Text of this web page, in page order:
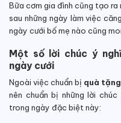
Bữa cơm gia đình cũng tạo ra
sau những ngày làm việc
ngày cưới bố mẹ nào cũng
Một số lời chúc ý
ngày cưới
Ngoài việc chuẩn bị quà
nên chuẩn bị những lời
trong ngày đặc biệt này: